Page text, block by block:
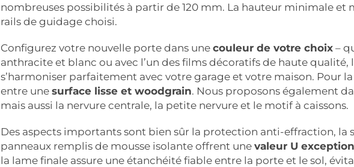
nombreuses possibilités à partir de 120 mm. La hauteur minimale
rails de guidage choisi.
Configurez votre nouvelle porte dans une couleur de votre choix–
anthracite et blanc ou avec l’un des films décoratifs de haute
s’harmoniser parfaitement avec votre garage et votre maison. Pour
entre une surface lisse et woodgrain. Nous proposons également
mais aussi la nervure centrale, la petite nervure et le motif à caissons.
Des aspects importants sont bien sûr la protection anti-effraction, la
panneaux remplis de mousse isolante offrent une valeur U
la lame finale assure une étanchéité fiable entre la porte et le sol,